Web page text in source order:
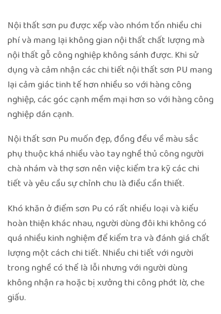
Nội thất sơn pu được xếp vào nhóm tốn nhiều chi
phí và mang lại không gian nội thất chất lượng mà
nội thất gỗ công nghiệp không sánh được. Khi sử
dụng và cảm nhận các chi tiết nội thất sơn PU mang
lại cảm giác tinh tế hơn nhiều so với hàng công
nghiệp, các góc cạnh mềm mại hơn so với hàng công
nghiệp dán cạnh.
Nội thất sơn Pu muốn đẹp, đồng đều về màu sắc
phụ thuộc khá nhiều vào tay nghề thủ công người
chà nhám và thợ sơn nên việc kiểm tra kỹ các chi
tiết và yêu cầu sự chỉnh chu là điều cần thiết.
Khó khăn ở điểm sơn Pu có rất nhiều loại và kiểu
hoàn thiện khác nhau, người dùng đôi khi không có
quá nhiều kinh nghiệm để kiểm tra và đánh giá chất
lượng một cách chi tiết. Nhiều chi tiết với người
trong nghề có thể là lỗi nhưng với người dùng
không nhận ra hoặc bị xưởng thi công phớt lờ, che
giấu.